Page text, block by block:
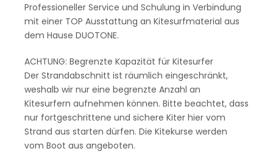
Professioneller Service und Schulung in Verbindung
mit einer TOP Ausstattung an Kitesurfmaterial aus
dem Hause DUOTONE.
ACHTUNG: Begrenzte Kapazität für Kitesurfer
Der Strandabschnitt ist räumlich eingeschränkt,
weshalb wir nur eine begrenzte Anzahl an
Kitesurfern aufnehmen können. Bitte beachtet, dass
nur fortgeschrittene und sichere Kiter hier vom
Strand aus starten dürfen. Die Kitekurse werden
vom Boot aus angeboten.